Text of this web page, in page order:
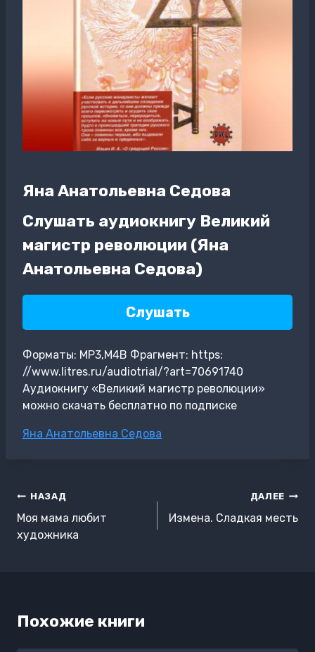
Яна Анатольевна Седова
Слушать аудиокнигу Великий
магистр революции (Яна
Анатольевна Седова)
Слушать
Форматы: MP3,M4B Фрагмент: https:
//www.litres.ru/audiotrial/?art=70691740
Аудиокнигу «Великий магистр революции»
можно скачать бесплатно по подписке
Метки
Яна Анатольевна Седова
Навигация
по
записям
НАЗАД
Моя мама любит
художника
ДАЛЕЕ
Измена. Сладкая месть
Похожие книги